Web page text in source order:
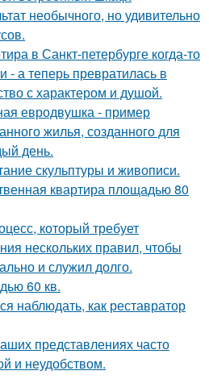
необычного, но удивительно
в Санкт-петербурге когда-то
- а теперь превратилась в
с характером и душой.
евродвушка - пример
жилья, созданного для
день.
скульптуры и живописи.
квартира площадью 80
который требует
нескольких правил, чтобы
и служил долго.
60 кв.
наблюдать, как реставратор
представлениях часто
и неудобством.